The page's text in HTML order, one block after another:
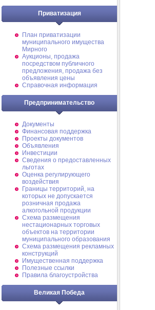
Приватизация
План приватизации
муниципального имущества
Мирного
Аукционы, продажа
посредством публичного
предложения, продажа без
объявления цены
Справочная информация
Предпринимательство
Документы
Финансовая поддержка
Проекты документов
Объявления
Инвестиции
Сведения о предоставленных
льготах
Оценка регулирующего
воздействия
Границы территорий, на
которых не допускается
розничная продажа
алкогольной продукции
Схема размещения
нестационарных торговых
объектов на территории
муниципального образования
Схема размещения рекламных
конструкций
Имущественная поддержка
Полезные ссылки
Правила благоустройства
Великая Победа